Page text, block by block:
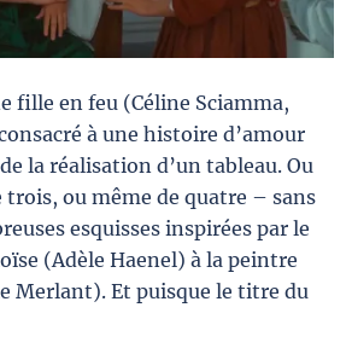
fille en feu (Céline Sciamma,
à une histoire d’amour
la réalisation d’un tableau. Ou
ou même de quatre – sans
esquisses inspirées par le
(Adèle Haenel) à la peintre
Merlant). Et puisque le titre du